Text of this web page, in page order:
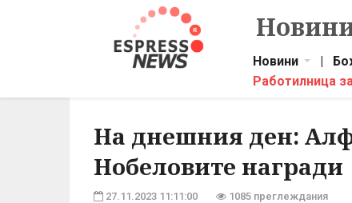
Новини |
Работилница
На днешния ден:
Нобеловите награди
27.11.2023 11:11:00 1085 преглеждания